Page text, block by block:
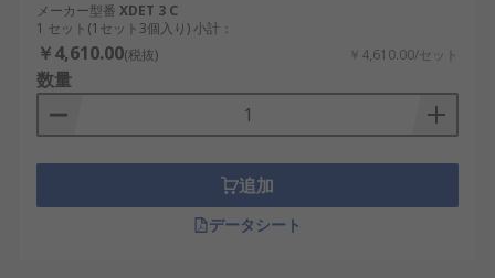
メーカー型番 XDET 3 C
1 セット(1セット3個入り) 小計：
￥4,610.00(税抜) ￥4,610.00/セット
数量
追加
データシート